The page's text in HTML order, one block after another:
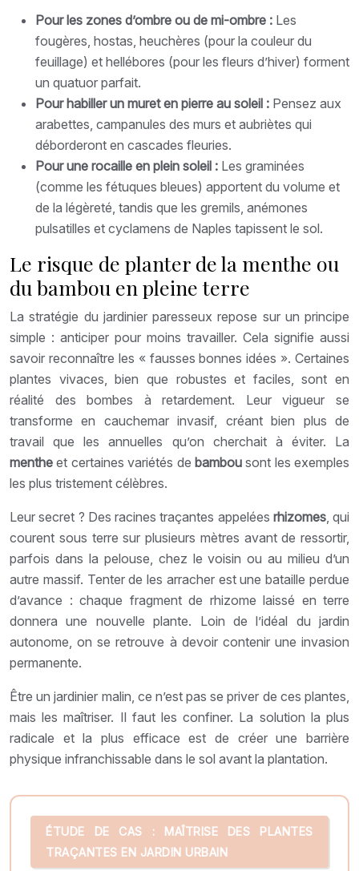
Pour les zones d’ombre ou de mi-ombre : Les
fougères, hostas, heuchères (pour la couleur du
feuillage) et hellébores (pour les fleurs d’hiver) forment
un quatuor parfait.
Pour habiller un muret en pierre au soleil : Pensez aux
arabettes, campanules des murs et aubriètes qui
déborderont en cascades fleuries.
Pour une rocaille en plein soleil : Les graminées
(comme les fétuques bleues) apportent du volume et
de la légèreté, tandis que les gremils, anémones
pulsatilles et cyclamens de Naples tapissent le sol.
Le risque de planter de la menthe ou
du bambou en pleine terre
La stratégie du jardinier paresseux repose sur un principe
simple : anticiper pour moins travailler. Cela signifie aussi
savoir reconnaître les « fausses bonnes idées ». Certaines
plantes vivaces, bien que robustes et faciles, sont en
réalité des bombes à retardement. Leur vigueur se
transforme en cauchemar invasif, créant bien plus de
travail que les annuelles qu’on cherchait à éviter. La
menthe et certaines variétés de bambousont les exemples
les plus tristement célèbres.
Leur secret ? Des racines traçantes appelées rhizomes, qui
courent sous terre sur plusieurs mètres avant de ressortir,
parfois dans la pelouse, chez le voisin ou au milieu d’un
autre massif. Tenter de les arracher est une bataille perdue
d’avance : chaque fragment de rhizome laissé en terre
donnera une nouvelle plante. Loin de l’idéal du jardin
autonome, on se retrouve à devoir contenir une invasion
permanente.
Être un jardinier malin, ce n’est pas se priver de ces plantes,
mais les maîtriser. Il faut les confiner. La solution la plus
radicale et la plus efficace est de créer une barrière
physique infranchissable dans le sol avant la plantation.
ÉTUDE DE CAS : MAÎTRISE DES PLANTES
TRAÇANTES EN JARDIN URBAIN